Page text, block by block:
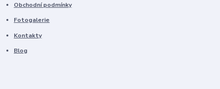
Obchodní podmínky
Fotogalerie
Kontakty
Blog